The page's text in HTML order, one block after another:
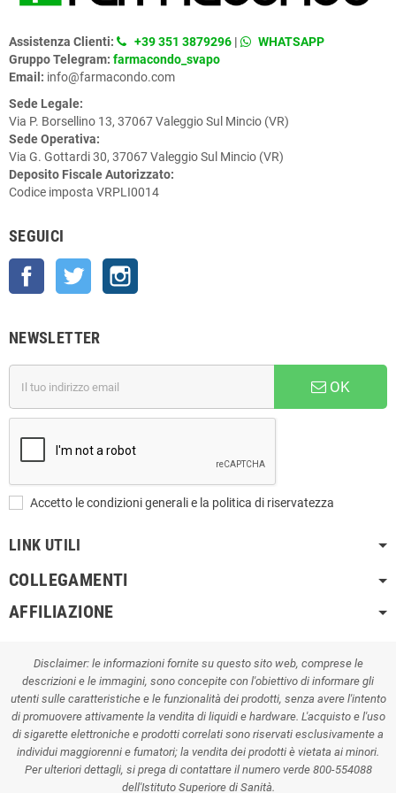
Assistenza Clienti: +39 351 3879296 |
WHATSAPP
Gruppo Telegram: farmacondo_svapo
Email: info@farmacondo.com
Sede Legale:
Via P. Borsellino 13, 37067 Valeggio Sul Mincio (VR)
Sede Operativa:
Via G. Gottardi 30, 37067 Valeggio Sul Mincio (VR)
Deposito Fiscale Autorizzato:
Codice imposta VRPLI0014
SEGUICI
Facebook Twitter
NEWSLETTER
OK
Accetto le condizioni generali e la politica di riservatezza
LINK UTILI
COLLEGAMENTI
AFFILIAZIONE
Disclaimer: le informazioni fornite su questo sito web, comprese le
descrizioni e le immagini, sono concepite con l'obiettivo di informare gli
utenti sulle caratteristiche e le funzionalità dei prodotti, senza avere l'intento
di promuovere attivamente la vendita di liquidi e hardware. L'acquisto e l'uso
di sigarette elettroniche e prodotti correlati sono riservati esclusivamente a
individui maggiorenni e fumatori; la vendita dei prodotti è vietata ai minori.
Per ulteriori dettagli, si prega di contattare il numero verde 800-554088
dell'Istituto Superiore di Sanità.